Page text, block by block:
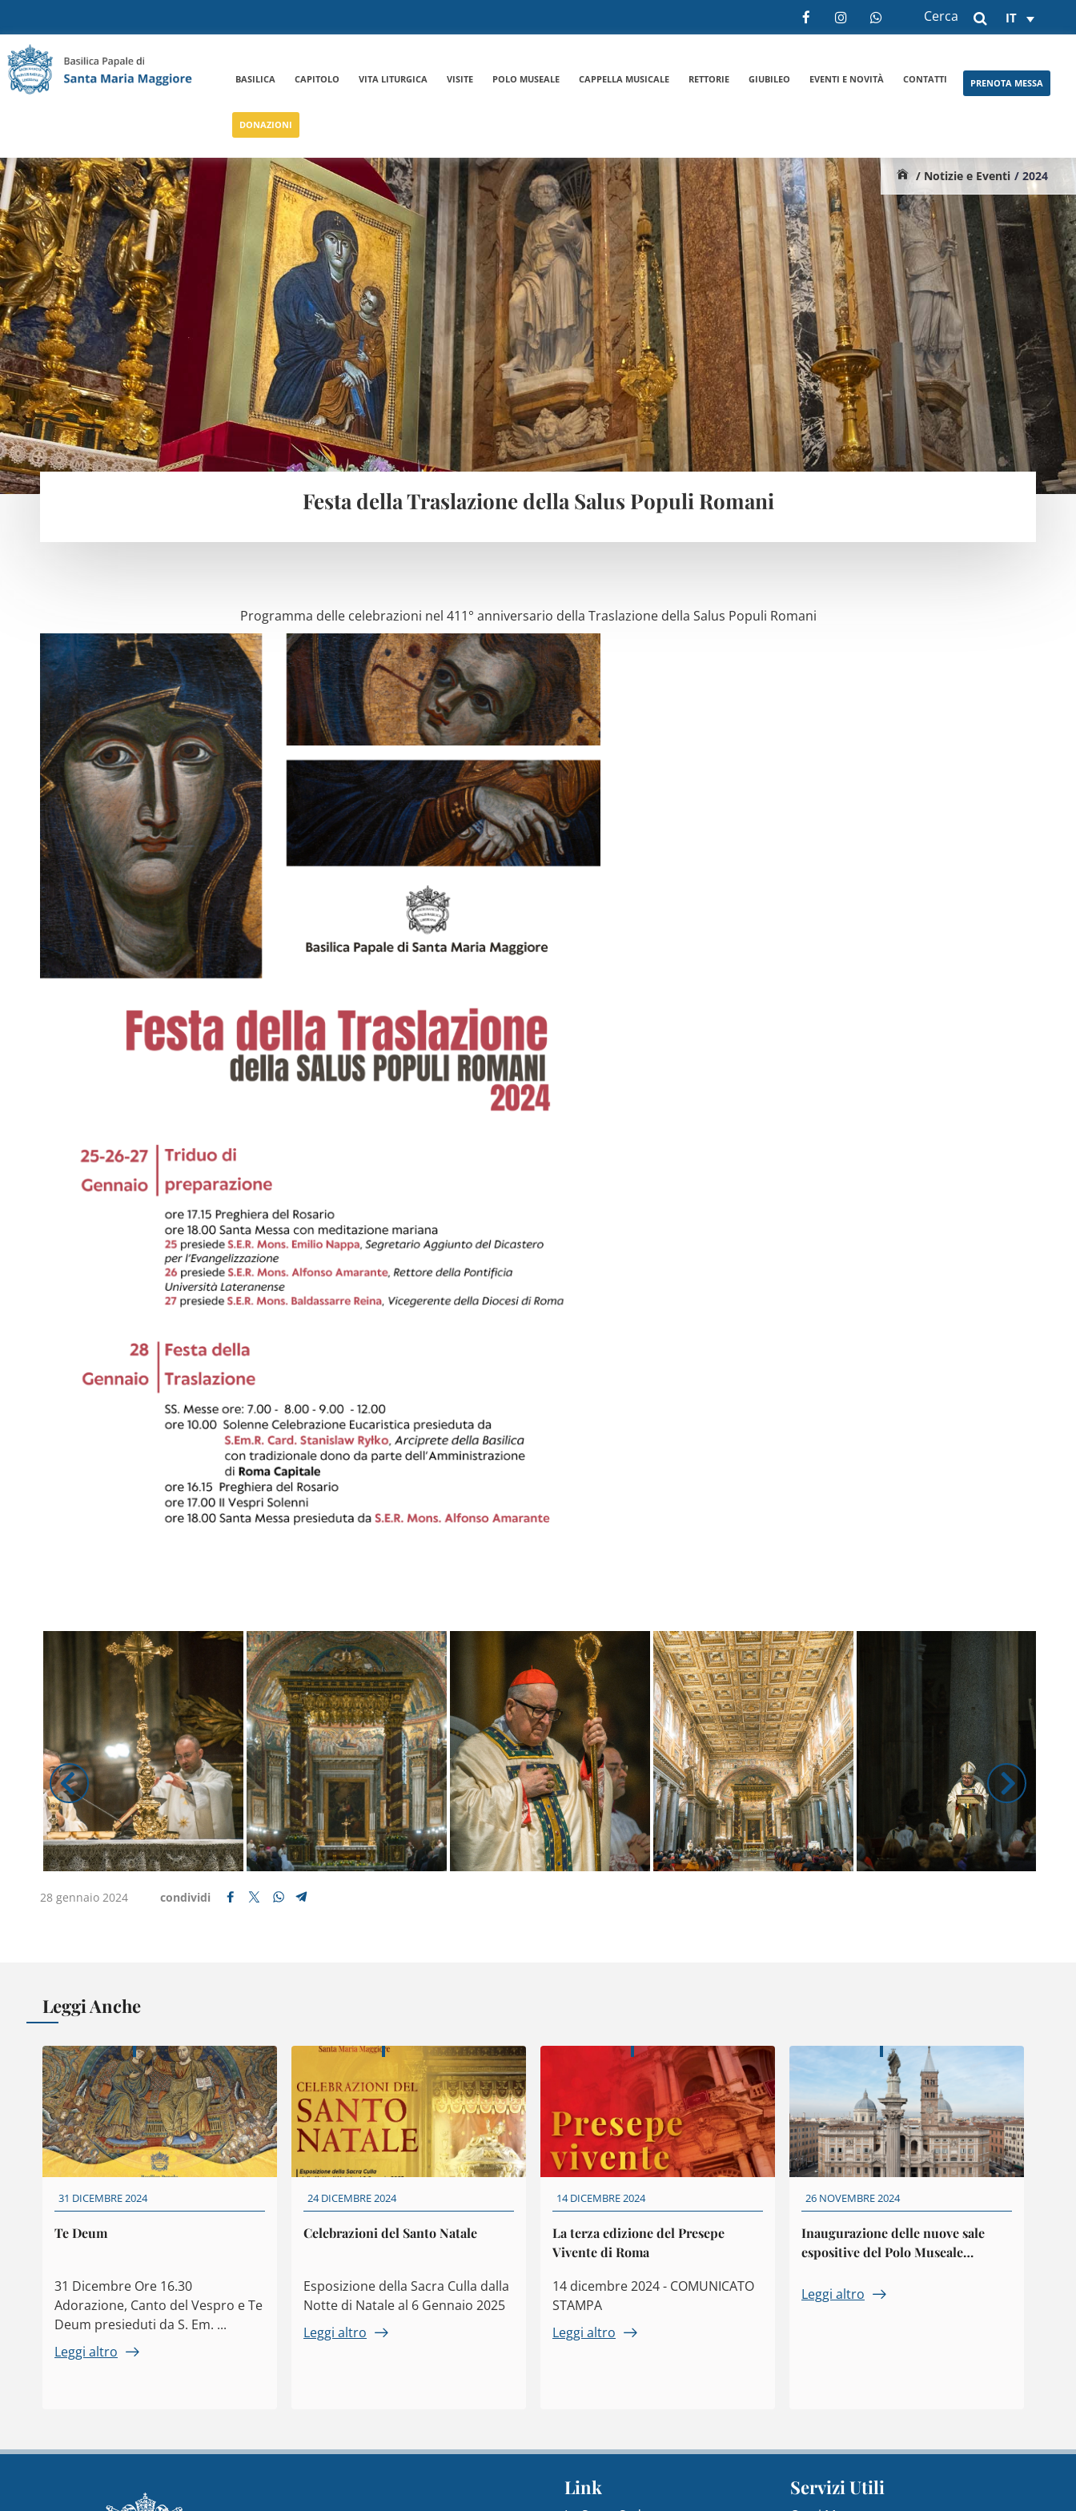
IT
Cerca
BASILICA CAPITOLO VITA LITURGICA VISITE POLO MUSEALE CAPPELLA MUSICALE RETTORIE GIUBILEO EVENTI E NOVITÀ CONTATTI PRENOTA MESSA
DONAZIONI
/ Notizie e Eventi / 2024
Festa della Traslazione della Salus Populi Romani
Programma delle celebrazioni nel 411° anniversario della Traslazione della Salus Populi Romani
28 gennaio 2024 condividi
Leggi Anche
31 DICEMBRE 2024
Te Deum
31 Dicembre Ore 16.30
Adorazione, Canto del Vespro e Te
Deum presieduti da S. Em. ...
Leggi altro
24 DICEMBRE 2024
Celebrazioni del Santo Natale
Esposizione della Sacra Culla dalla
Notte di Natale al 6 Gennaio 2025
Leggi altro
14 DICEMBRE 2024
La terza edizione del Presepe
Vivente di Roma
14 dicembre 2024 - COMUNICATO
STAMPA
Leggi altro
26 NOVEMBRE 2024
Inaugurazione delle nuove sale
espositive del Polo Museale
Leggi altro
Link Servizi Utili